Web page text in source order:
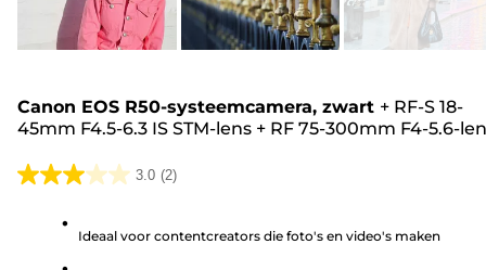
Canon EOS R50-systeemcamera, zwart + RF-S 18-
45mm F4.5-6.3 IS STM-lens + RF 75-300mm F4-5.6-
3.0 (2)
3.0
Ideaal voor contentcreators die foto's en video's maken